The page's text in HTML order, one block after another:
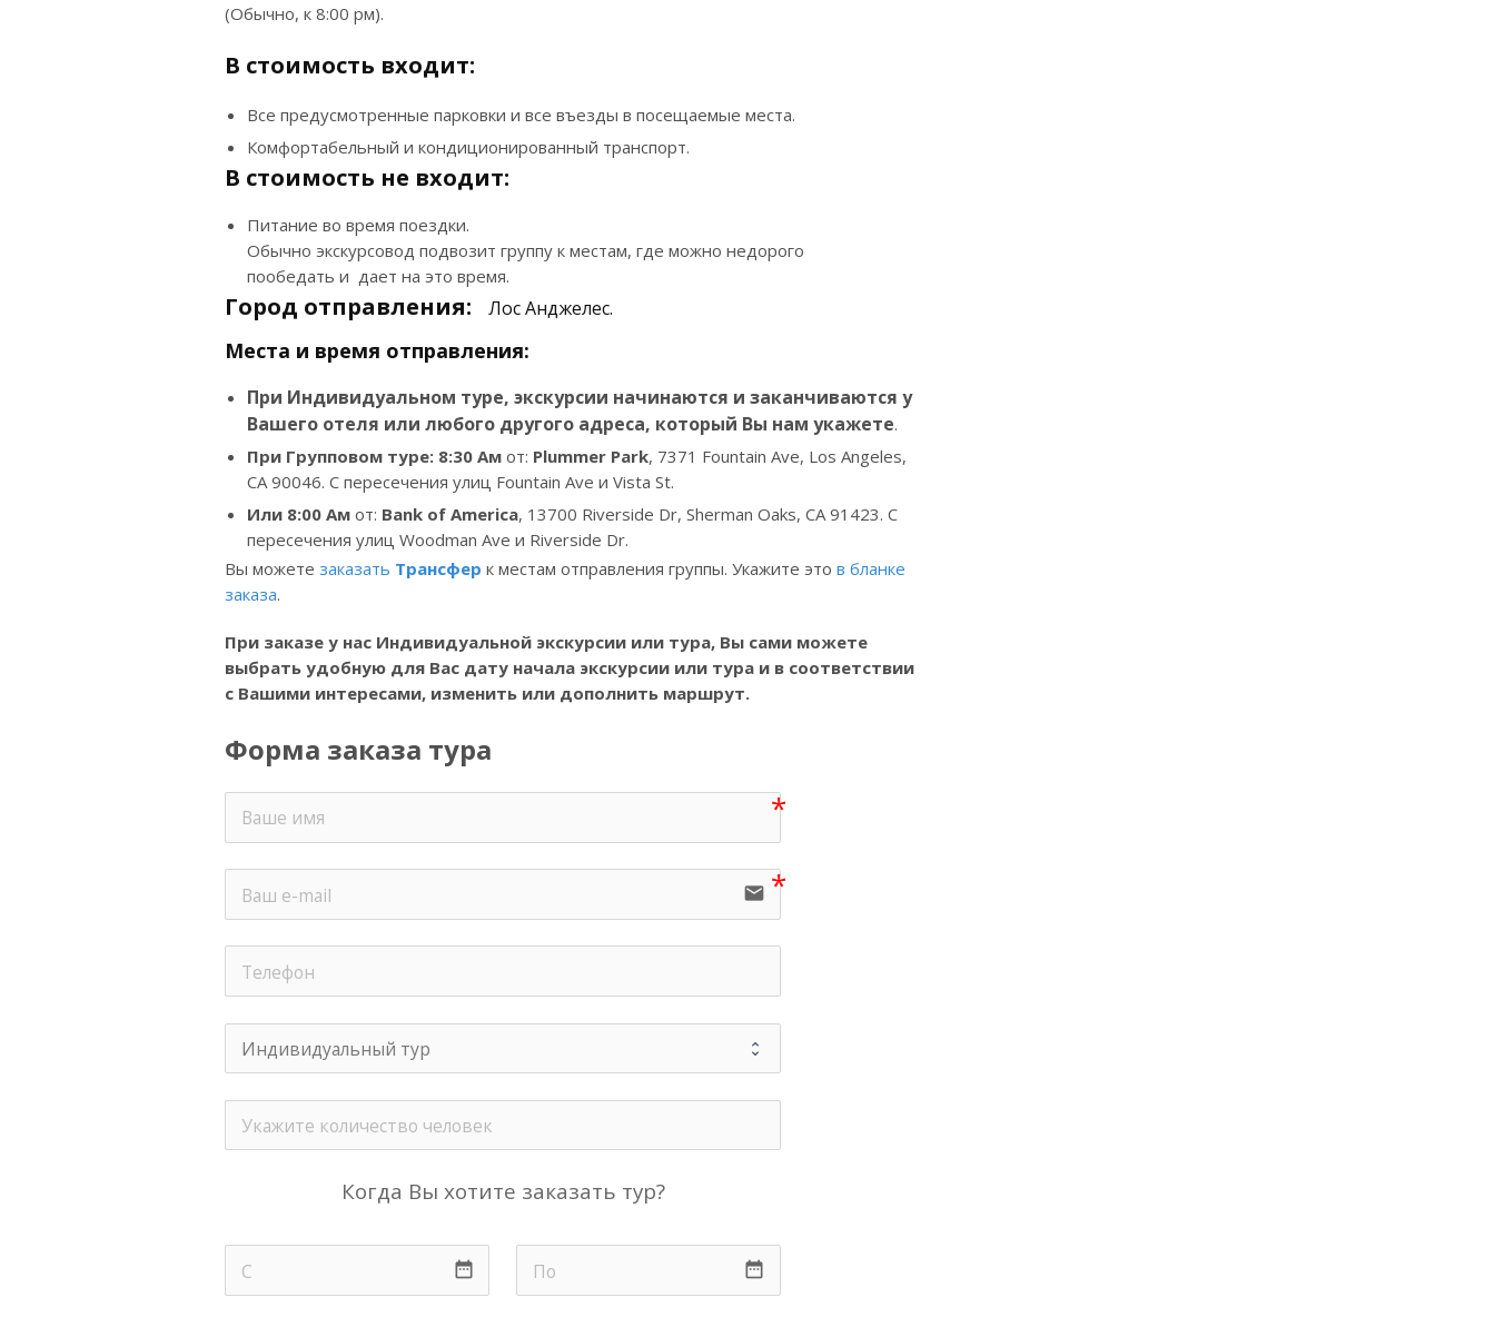
(Обычно, к 8:00 рм).
В стоимость входит:
Все предусмотренные парковки и все въезды в посещаемые места.
Комфортабельный и кондиционированный транспорт.
В стоимость не входит:
Питание во время поездки.
Обычно экскурсовод подвозит группу к местам, где можно недорого
пообедать и дает на это время.
Город отправления: Лос Анджелес.
Места и время отправления:
При Индивидуальном туре, экскурсии начинаются и заканчиваются у
Вашего отеля или любого другого адреса, который Вы нам укажете.
При Групповом туре: 8:30 Ам от: Plummer Park, 7371 Fountain Ave, Los Angeles,
CA 90046. С пересечения улиц Fountain Ave и Vista St.
Или 8:00 Ам от: Bank of America, 13700 Riverside Dr, Sherman Oaks, CA 91423. С
пересечения улиц Woodman Ave и Riverside Dr.
Вы можете заказать Трансфер к местам отправления группы. Укажите это в бланке
заказа.
При заказе у нас Индивидуальной экскурсии или тура, Вы сами можете
выбрать удобную для Вас дату начала экскурсии или тура и в соответствии
с Вашими интересами, изменить или дополнить маршрут.
Форма заказа тура
email
Когда Вы хотите заказать тур?
date_range date_range